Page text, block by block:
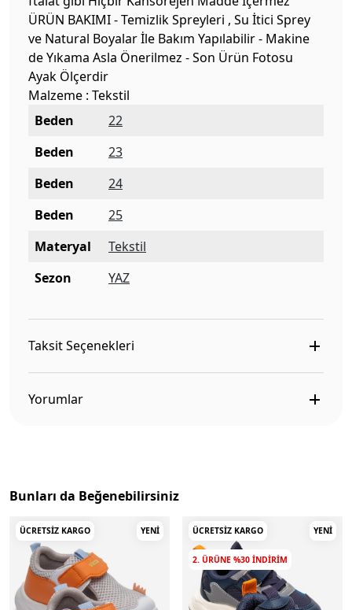
ÜRÜN BAKIMI - Temizlik Spreyleri , Su İtici Sprey
ve Natural Boyalar İle Bakım Yapılabilir - Makine
de Yıkama Asla Önerilmez - Son Ürün Fotosu
Ayak Ölçerdir
Malzeme : Tekstil
Beden
22
Beden
23
Beden
24
Beden
25
Materyal
Tekstil
Sezon
YAZ
Taksit Seçenekleri
Yorumlar
Bunları da Beğenebilirsiniz
ÜCRETSIZ KARGO YENI ÜCRETSIZ KARGO YENI
2. ÜRÜNE %30 INDIRIM